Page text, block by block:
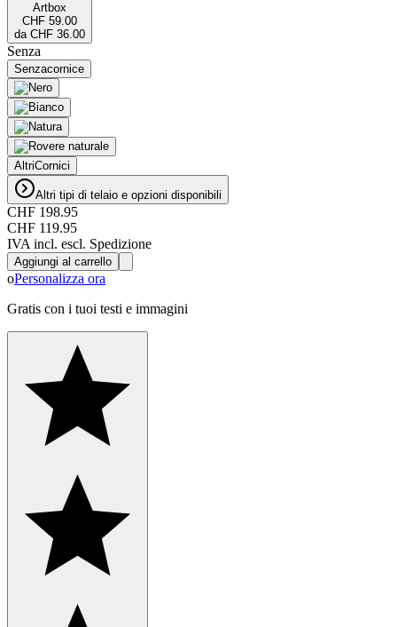
Artbox
CHF 59.00
da CHF 36.00
Senza
Senzacornice
AltriCornici
Altri tipi di telaio e opzioni disponibili
CHF 198.95
CHF 119.95
IVA incl. escl. Spedizione
Aggiungi al carrello
oPersonalizza ora
Gratis con i tuoi testi e immagini